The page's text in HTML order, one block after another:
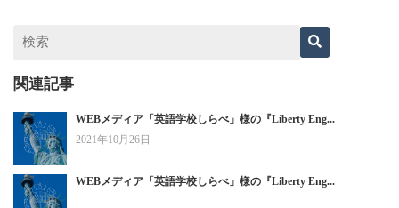
関連記事
WEBメディア「英語学校しらべ」様の『Liberty Eng...
2021年10月26日
WEBメディア「英語学校しらべ」様の『Liberty Eng...